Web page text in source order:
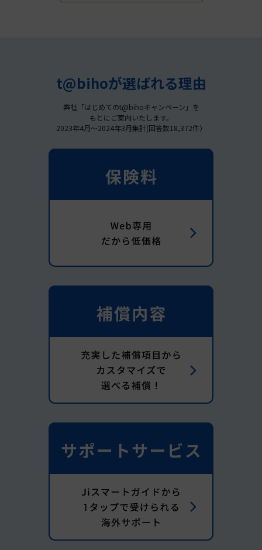
t@bihoが選ばれる理由
弊社「はじめてのt@bihoキャンペーン」を
もとにご案内いたします。
2023年4月～2024年3月集計(回答数18,372件）